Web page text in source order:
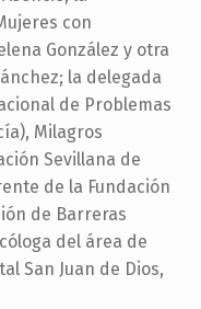
con
González y otra
la delegada
de Problemas
Milagros
Sevillana de
de la Fundación
de Barreras
del área de
San Juan de Dios,